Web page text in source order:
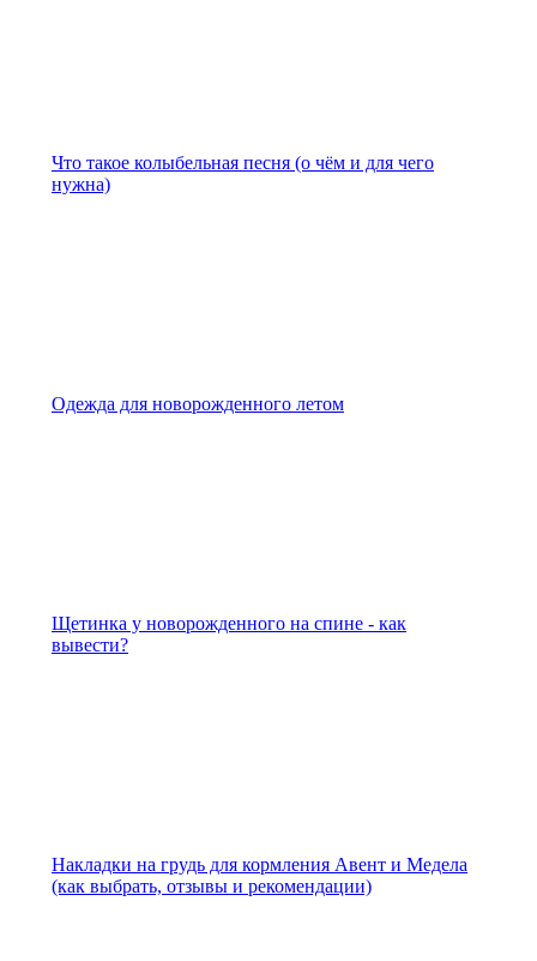
Что такое колыбельная песня (о чём и для чего
нужна)
Одежда для новорожденного летом
Щетинка у новорожденного на спине - как
вывести?
Накладки на грудь для кормления Авент и Медела
(как выбрать, отзывы и рекомендации)